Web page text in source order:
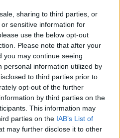
sharing to third parties, or
sensitive information for
use the below opt-out
Please note that after your
you may continue seeing
personal information utilized by
to third parties prior to
opt-out of the further
by third parties on the
This information may
parties on the IAB’s List of
may further disclose it to other
nei succhi di frutta
droga, scatta il carcere
di marijuana
gialla, la droga killer
con 65 ovuli di coca in pancia
nel parcheggio dello spaccio